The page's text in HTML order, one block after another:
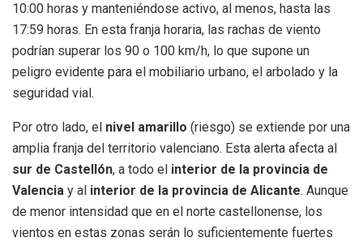
10:00 horas y manteniéndose activo, al menos, hasta las
17:59 horas. En esta franja horaria, las rachas de viento
podrían superar los 90 o 100 km/h, lo que supone un
peligro evidente para el mobiliario urbano, el arbolado y la
seguridad vial.
Por otro lado, el nivel amarillo (riesgo) se extiende por una
amplia franja del territorio valenciano. Esta alerta afecta al
sur de Castellón, a todo el interior de la provincia de
Valencia y al interior de la provincia de Alicante. Aunque
de menor intensidad que en el norte castellonense, los
vientos en estas zonas serán lo suficientemente fuertes